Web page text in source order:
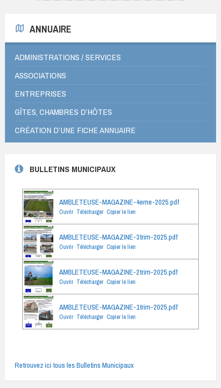
ANNUAIRE
ADMINISTRATIONS / SERVICES
ASSOCIATIONS
ENTREPRISES
GÎTES, CHAMBRES D’HÔTES
CRÉATION D’UNE FICHE ANNUAIRE
BULLETINS MUNICIPAUX
AMBLETEUSE-MAGAZINE-4eme-2025.pdf
Ouvrir Télécharger Copier le lien
AMBLETEUSE-MAGAZINE-3trim-2025.pdf
Ouvrir Télécharger Copier le lien
AMBLETEUSE-MAGAZINE-2trim-2025.pdf
Ouvrir Télécharger Copier le lien
AMBLETEUSE-MAGAZINE-1trim-2025.pdf
Ouvrir Télécharger Copier le lien
Retrouvez ici tous les Bulletins Municipaux